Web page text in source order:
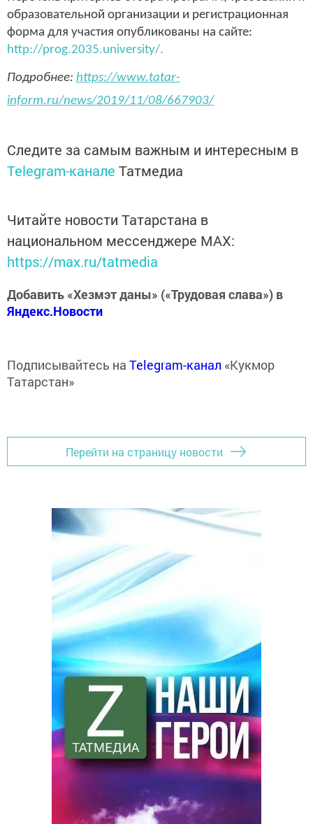
образовательной организации и регистрационная
форма для участия опубликованы на сайте:
http://prog.2035.university/.
Подробнее: https://www.tatar-
inform.ru/news/2019/11/08/667903/
Следите за самым важным и интересным в
Telegram-канале Татмедиа
Читайте новости Татарстана в
национальном мессенджере MАХ:
https://max.ru/tatmedia
Добавить «Хезмэт даны» («Трудовая слава») в
Яндекс.Новости
Подписывайтесь на Telegram-канал «Кукмор
Татарстан»
Перейти на страницу новости